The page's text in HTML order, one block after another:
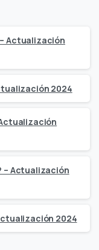
Actualización
2024
– Actualización
2024